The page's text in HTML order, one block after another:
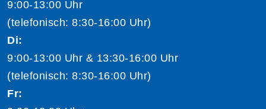
9:00-13:00 Uhr
(telefonisch: 8:30-16:00 Uhr)
Di:
9:00-13:00 Uhr & 13:30-16:00 Uhr
(telefonisch: 8:30-16:00 Uhr)
Fr: